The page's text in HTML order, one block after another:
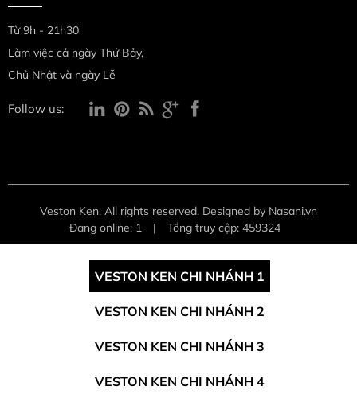
Từ 9h - 21h30
Làm việc cả ngày Thứ Bảy,
Chủ Nhật và ngày Lễ
Follow us:
Veston Ken. All rights reserved. Designed by Nasani.vn
Đang online: 1
| Tổng truy cập: 459324
VESTON KEN CHI NHÁNH 1
VESTON KEN CHI NHÁNH 2
VESTON KEN CHI NHÁNH 3
VESTON KEN CHI NHÁNH 4